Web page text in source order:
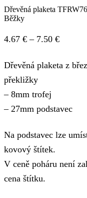
Dřevěná plaketa
Běžky
4.67 € – 7.50 €Price
4.67 €
Dřevěná plaketa z
překližky
– 8mm trofej
– 27mm podstavec
Na podstavec lze
kovový štítek.
V ceně poháru není
cena štítku.